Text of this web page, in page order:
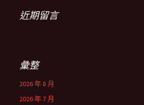
近期留言
彙整
2026 年 8 月
2026 年 7 月